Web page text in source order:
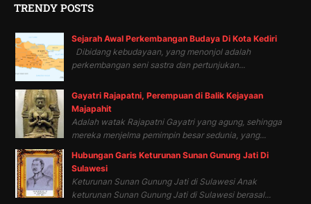
TRENDY POSTS
Sejarah Awal Perkembangan Budaya Di Kota Kediri
Dibidang kebudayaan, yang menonjol adalah
perkembangan seni sastra dan pertunjukan...
Gayatri Rajapatni, Perempuan di Balik Kejayaan
Majapahit
Adalah watak Rajapatni Gayatri yang agung, sehingga
mereka menjelma pemimpin besar sedunia, yang...
Hubungan Garis Keturunan Sunan Gunung Jati Di
Sulawesi
Keturunan Sunan Gunung Jati di Sulawesi Anak
keturunan Sunan Gunung Jati di Sulawesi berasal...